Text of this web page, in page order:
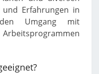
und Erfahrungen in
Umgang mit